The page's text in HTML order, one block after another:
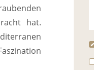
hat.